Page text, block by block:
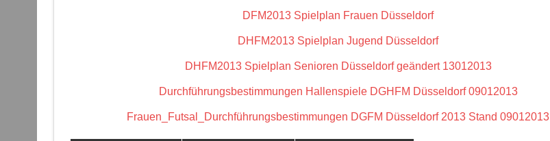
DFM2013 Spielplan Frauen Düsseldorf
DHFM2013 Spielplan Jugend Düsseldorf
DHFM2013 Spielplan Senioren Düsseldorf geändert 13012013
Durchführungsbestimmungen Hallenspiele DGHFM Düsseldorf 09012013
Frauen_Futsal_Durchführungsbestimmungen DGFM Düsseldorf 2013 Stand 09012013